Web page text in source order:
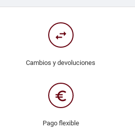
swap_horiz
Cambios y devoluciones
euro_symbol
Pago flexible